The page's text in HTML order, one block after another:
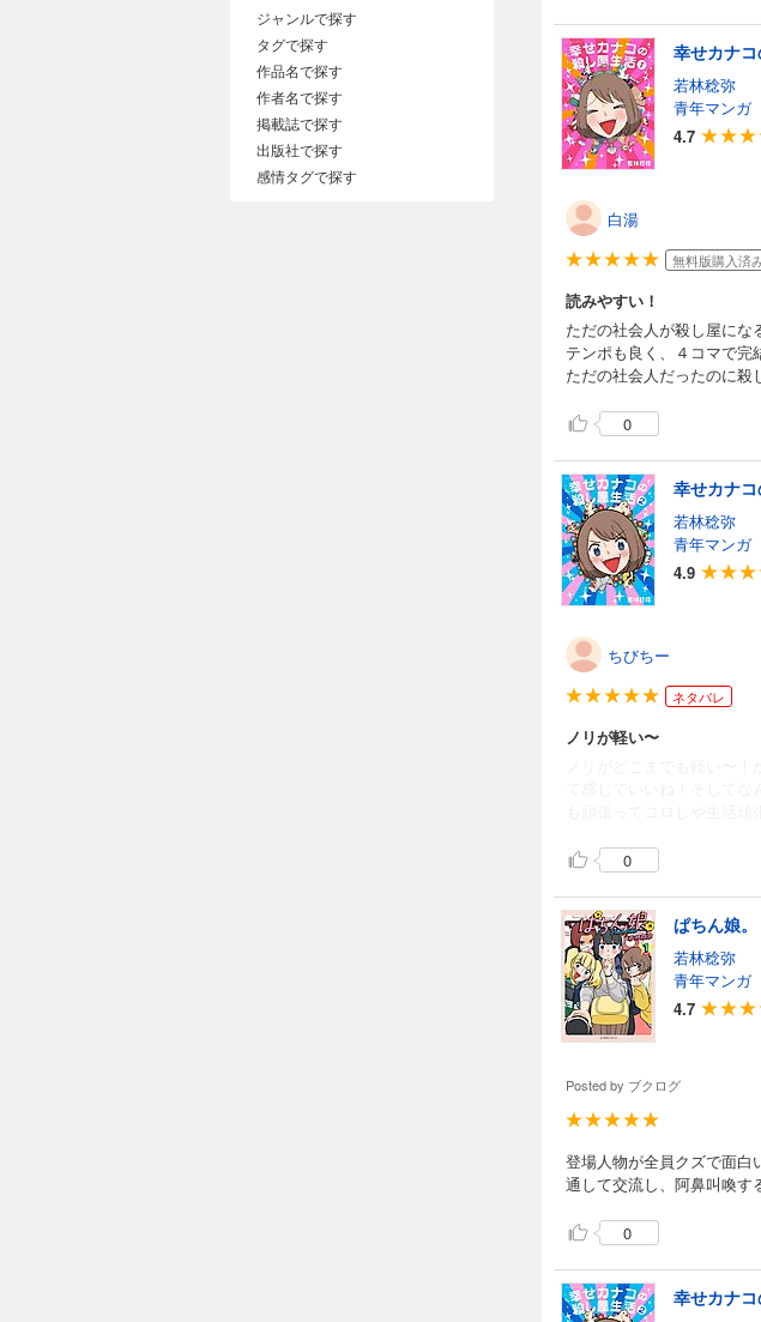
幸せカナコ
若林稔弥
青年マンガ
4.7
白湯
無料版購入済
読みやすい！
ただの社会人が殺し屋に
テンポも良く、４コマで完
ただの社会人だったのに
0
幸せカナコ
若林稔弥
青年マンガ
4.9
ちびちー
ネタバレ
ノリが軽い〜
0
ぱちん娘。
若林稔弥
青年マンガ
4.7
Posted by ブクログ
登場人物が全員クズで面白
通して交流し、阿鼻叫喚す
0
幸せカナコ
ジャンルで探す
タグで探す
作品名で探す
作者名で探す
掲載誌で探す
出版社で探す
感情タグで探す